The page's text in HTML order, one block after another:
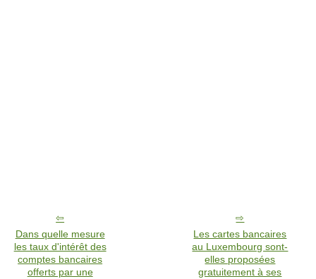
Dans quelle mesure
les taux d'intérêt des
comptes bancaires
offerts par une
Les cartes bancaires
au Luxembourg sont-
elles proposées
gratuitement à ses